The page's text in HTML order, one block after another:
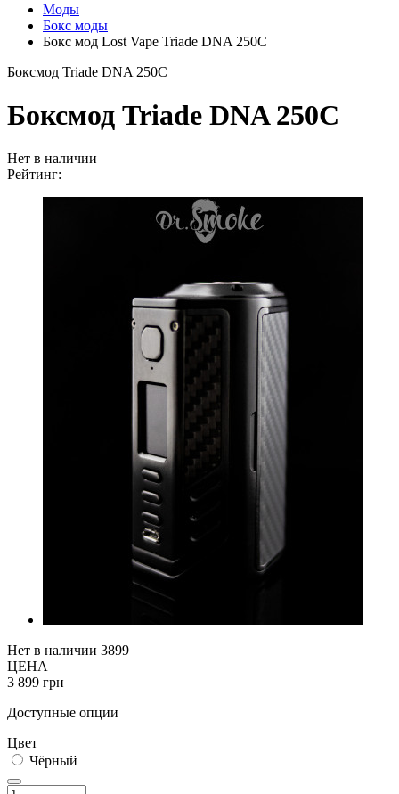
Моды
Бокс моды
Бокс мод Lost Vape Triade DNA 250C
Боксмод Triade DNA 250C
Боксмод Triade DNA 250C
Нет в наличии
Рейтинг:
Нет в наличии 3899
ЦЕНА
3 899 грн
Доступные опции
Цвет
Чёрный